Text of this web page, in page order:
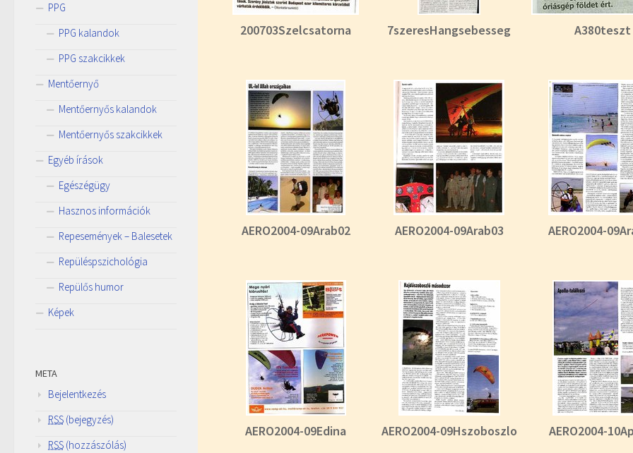
200703Szelcsatorna 7szeresHangsebesseg A380teszt
AERO2004-09Arab02 AERO2004-09Arab03 AERO2004-
AERO2004-09Edina AERO2004-09Hszoboszlo AERO2004-
PPG
PPG kalandok
PPG szakcikkek
Mentőernyő
Mentőernyős kalandok
Mentőernyős szakcikkek
Egyéb írások
Egészégügy
Hasznos információk
Repesemények – Balesetek
Repüléspszichológia
Repülős humor
Képek
META
Bejelentkezés
RSS (bejegyzés)
RSS (hozzászólás)